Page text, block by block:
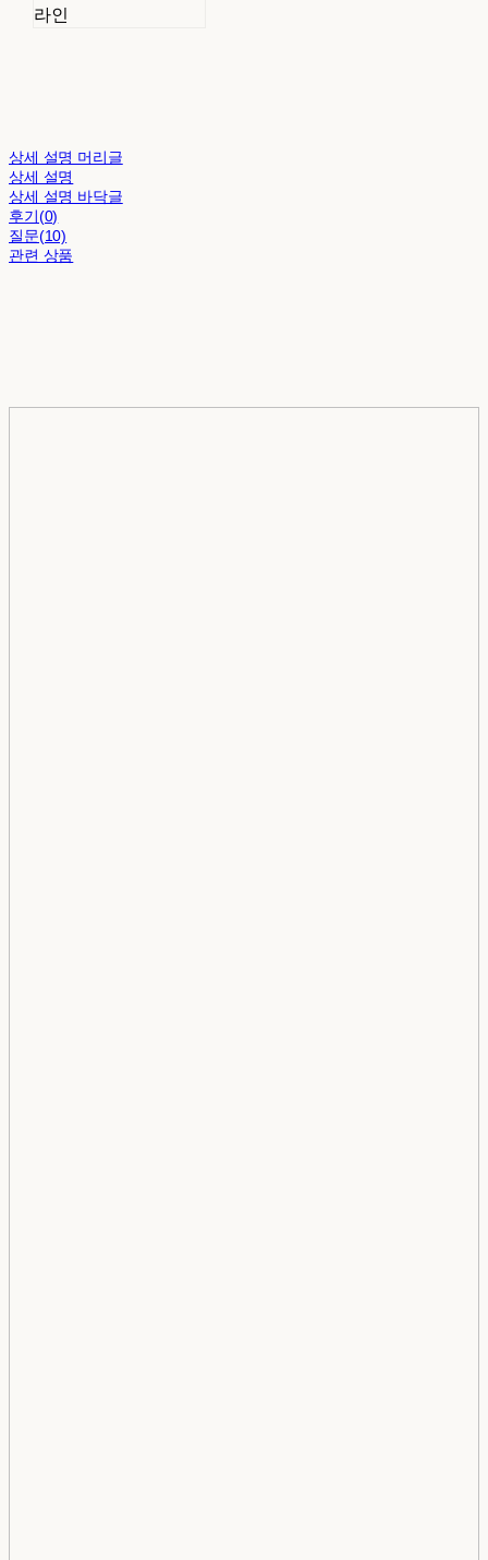
라인
상세 설명 머리글
상세 설명
상세 설명 바닥글
후기(0)
질문(10)
관련 상품